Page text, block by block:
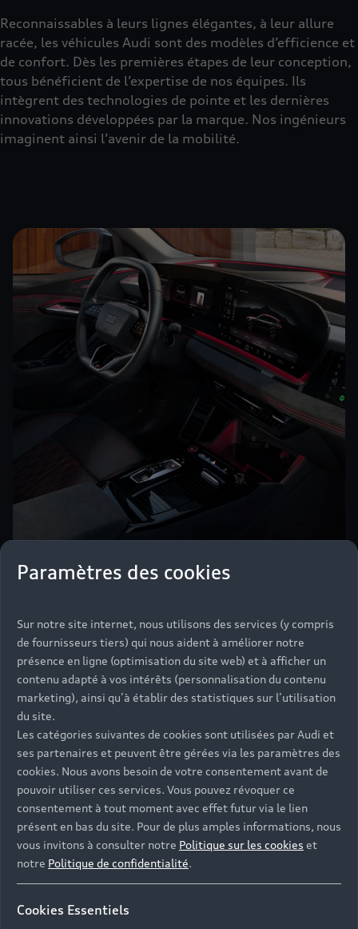
Reconnaissables à leurs lignes élégantes, à leur allure
racée, les véhicules Audi sont des modèles d’efficience et
de confort. Dès les premières étapes de leur conception,
tous bénéficient de l’expertise de nos équipes. Ils
intègrent des technologies de pointe et les dernières
innovations développées par la marque. Nos ingénieurs
imaginent ainsi l’avenir de la mobilité.
Portées par une idée, inspirées des tendances
comme des attentes des conducteurs, les équipes de
designers imaginent les lignes du futur modèle. Lors
de cette première phase de conception automobile,
toute leur créativité est mise à profit afin de donner
vie à ce nouveau modèle. Les designers esquissent sa
silhouette et donnent vie à leurs idées. Ils créent
ainsi une automobile fidèle aux exigences de la
marque, dotée d’une allure dynamique et intégrant
des éléments signatures Audi. C’est, entre autres, le
cas de la calandre Audi Singleframe ou du design
quattro avec ses passages de roues imposants et ses
lignes arrière musclées.
Paramètres des cookies
Sur notre site internet, nous utilisons des services (y compris
de fournisseurs tiers) qui nous aident à améliorer notre
présence en ligne (optimisation du site web) et à afficher un
contenu adapté à vos intérêts (personnalisation du contenu
marketing), ainsi qu’à établir des statistiques sur l’utilisation
du site.
Les catégories suivantes de cookies sont utilisées par Audi et
ses partenaires et peuvent être gérées via les paramètres des
cookies. Nous avons besoin de votre consentement avant de
pouvoir utiliser ces services. Vous pouvez révoquer ce
consentement à tout moment avec effet futur via le lien
présent en bas du site. Pour de plus amples informations, nous
vous invitons à consulter notre Politique sur les cookies et
notre Politique de confidentialité.
Cookies Essentiels